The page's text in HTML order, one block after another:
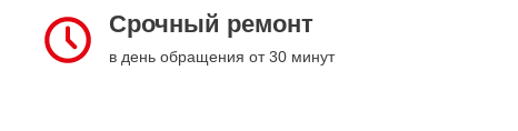
Срочный ремонт
в день обращения от 30 минут